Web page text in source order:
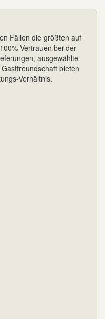
Fällen die größten auf
Vertrauen bei der
ausgewählte
bieten
Verhältnis.